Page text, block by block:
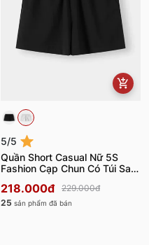
5/5
Quần Short Casual Nữ 5S
Fashion Cạp Chun Có Túi Sau
218.000đ
229.000đ
25 sản phẩm đã bán